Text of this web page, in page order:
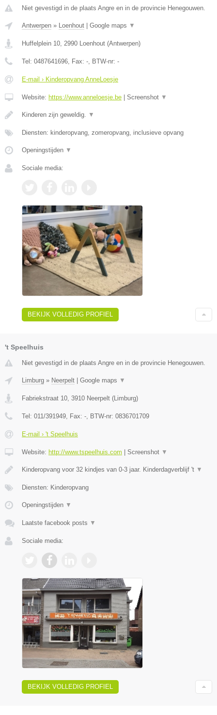
Niet gevestigd in de plaats Angre en in de provincie Henegouwen.
Antwerpen » Loenhout Google maps ▼
Huffelplein 10, 2990 Loenhout (Antwerpen)
Tel: 0487641696, Fax: -, BTW-nr: -
E-mail › Kinderopvang AnneLoesje
Website: https://www.anneloesje.be Screenshot ▼
Kinderen zijn geweldig. ▼
Diensten: kinderopvang, zomeropvang, inclusieve opvang
Openingstijden ▼
Sociale media:
BEKIJK VOLLEDIG PROFIEL
't Speelhuis
Niet gevestigd in de plaats Angre en in de provincie Henegouwen.
Limburg » Neerpelt Google maps ▼
Fabriekstraat 10 3910 Neerpelt ( Limburg)
Tel: 011/391949 , Fax: - , BTW-nr: 0836701709
E-mail › 't Speelhuis
Website: http://www.tspeelhuis.com Screenshot ▼
Kinderopvang voor 32 kindjes van 0-3 jaar. Kinderdagverblijf 't ▼
Diensten: Kinderopvang
Openingstijden ▼
Laatste facebook posts ▼
Sociale media:
BEKIJK VOLLEDIG PROFIEL